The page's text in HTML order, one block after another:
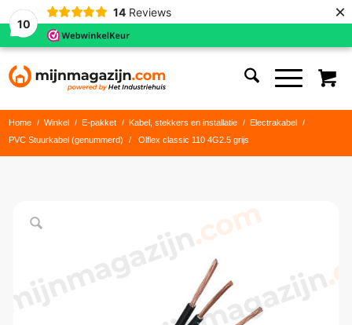
10
14 Reviews ×
Home / Winkel / E-pakket / Kabel, stekkers en installatie / Electrakabel
/
PVC Stuurkabel (genummerd)
/ Olflex classic 110 4G2.5 grijs